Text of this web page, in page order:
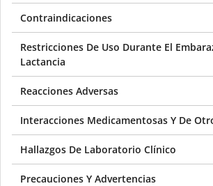
Contraindicaciones
Restricciones De Uso Durante El
Lactancia
Reacciones Adversas
Interacciones Medicamentosas Y De
Hallazgos De Laboratorio Clínico
Precauciones Y Advertencias